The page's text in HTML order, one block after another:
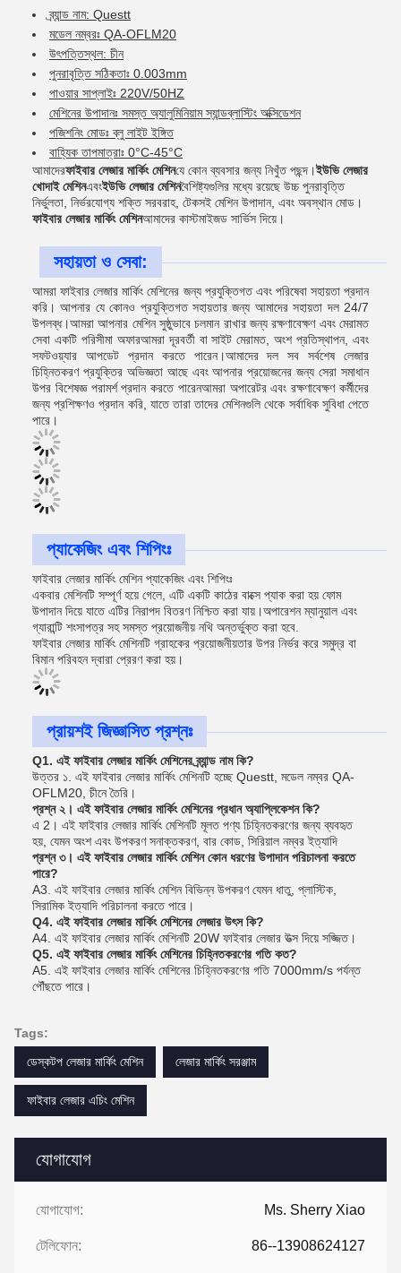
যোগাযোগ
যোগাযোগ: Ms. Sherry Xiao
টেলিফোন: 86--13908624127
ব্র্যান্ড নাম: Questt
মডেল নম্বরঃ QA-OFLM20
উৎপত্তিস্থল: চীন
পুনরাবৃত্তি সঠিকতাঃ 0.003mm
পাওয়ার সাপ্লাইঃ 220V/50HZ
মেশিনের উপাদানঃ সমস্ত অ্যালুমিনিয়াম স্যান্ডব্লাস্টিং অক্সিডেশন
পজিশনিং মোডঃ ব্লু লাইট ইঙ্গিত
বাহ্যিক তাপমাত্রাঃ 0°C-45°C
আমাদেরফাইবার লেজার মার্কিং মেশিনযে কোন ব্যবসার জন্য নিখুঁত পছন্দ।ইউভি লেজার
খোদাই মেশিনএবংইউভি লেজার মেশিনবৈশিষ্ট্যগুলির মধ্যে রয়েছে উচ্চ পুনরাবৃত্তি
নির্ভুলতা, নির্ভরযোগ্য শক্তি সরবরাহ, টেকসই মেশিন উপাদান, এবং অবস্থান মোড।
ফাইবার লেজার মার্কিং মেশিনআমাদের কাস্টমাইজড সার্ভিস দিয়ে।
সহায়তা ও সেবা:
আমরা ফাইবার লেজার মার্কিং মেশিনের জন্য প্রযুক্তিগত এবং পরিষেবা সহায়তা প্রদান
করি। আপনার যে কোনও প্রযুক্তিগত সহায়তার জন্য আমাদের সহায়তা দল 24/7
উপলব্ধ।আমরা আপনার মেশিন সুষ্ঠুভাবে চলমান রাখার জন্য রক্ষণাবেক্ষণ এবং মেরামত
সেবা একটি পরিসীমা অফারআমরা দূরবর্তী বা সাইট মেরামত, অংশ প্রতিস্থাপন, এবং
সফটওয়্যার আপডেট প্রদান করতে পারেন।আমাদের দল সব সর্বশেষ লেজার
চিহ্নিতকরণ প্রযুক্তির অভিজ্ঞতা আছে এবং আপনার প্রয়োজনের জন্য সেরা সমাধান
উপর বিশেষজ্ঞ পরামর্শ প্রদান করতে পারেনআমরা অপারেটর এবং রক্ষণাবেক্ষণ কর্মীদের
জন্য প্রশিক্ষণও প্রদান করি, যাতে তারা তাদের মেশিনগুলি থেকে সর্বাধিক সুবিধা পেতে
পারে।
প্যাকেজিং এবং শিপিংঃ
ফাইবার লেজার মার্কিং মেশিন প্যাকেজিং এবং শিপিংঃ
একবার মেশিনটি সম্পূর্ণ হয়ে গেলে, এটি একটি কাঠের বাক্সে প্যাক করা হয় ফোম
উপাদান দিয়ে যাতে এটির নিরাপদ বিতরণ নিশ্চিত করা যায়।অপারেশন ম্যানুয়াল এবং
গ্যারান্টি শংসাপত্র সহ সমস্ত প্রয়োজনীয় নথি অন্তর্ভুক্ত করা হবে.
ফাইবার লেজার মার্কিং মেশিনটি গ্রাহকের প্রয়োজনীয়তার উপর নির্ভর করে সমুদ্র বা
বিমান পরিবহন দ্বারা প্রেরণ করা হয়।
প্রায়শই জিজ্ঞাসিত প্রশ্নঃ
Q1. এই ফাইবার লেজার মার্কিং মেশিনের ব্র্যান্ড নাম কি?
উত্তর ১. এই ফাইবার লেজার মার্কিং মেশিনটি হচ্ছে Questt, মডেল নম্বর QA-
OFLM20, চীনে তৈরি।
প্রশ্ন ২। এই ফাইবার লেজার মার্কিং মেশিনের প্রধান অ্যাপ্লিকেশন কি?
এ 2। এই ফাইবার লেজার মার্কিং মেশিনটি মূলত পণ্য চিহ্নিতকরণের জন্য ব্যবহৃত
হয়, যেমন অংশ এবং উপকরণ সনাক্তকরণ, বার কোড, সিরিয়াল নম্বর ইত্যাদি
প্রশ্ন ৩। এই ফাইবার লেজার মার্কিং মেশিন কোন ধরণের উপাদান পরিচালনা করতে
পারে?
A3. এই ফাইবার লেজার মার্কিং মেশিন বিভিন্ন উপকরণ যেমন ধাতু, প্লাস্টিক,
সিরামিক ইত্যাদি পরিচালনা করতে পারে।
Q4. এই ফাইবার লেজার মার্কিং মেশিনের লেজার উৎস কি?
A4. এই ফাইবার লেজার মার্কিং মেশিনটি 20W ফাইবার লেজার উত্স দিয়ে সজ্জিত।
Q5. এই ফাইবার লেজার মার্কিং মেশিনের চিহ্নিতকরণের গতি কত?
A5. এই ফাইবার লেজার মার্কিং মেশিনের চিহ্নিতকরণের গতি 7000mm/s পর্যন্ত
পৌঁছতে পারে।
Tags:
ডেস্কটপ লেজার মার্কিং মেশিন
লেজার মার্কিং সরঞ্জাম
ফাইবার লেজার এচিং মেশিন